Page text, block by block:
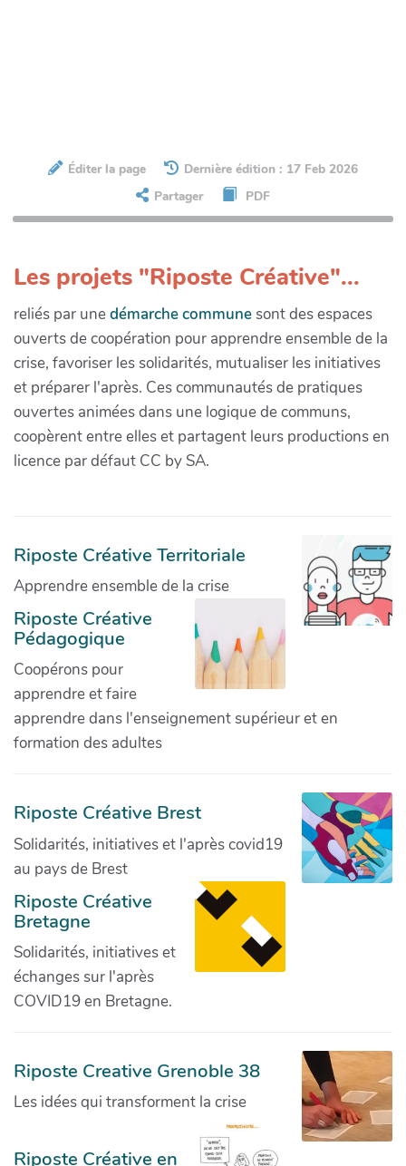
Éditer la page
Dernière édition : 17 Feb 2026
Partager
PDF